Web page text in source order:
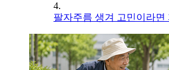
4.
팔자주름 생겨 고민이라면